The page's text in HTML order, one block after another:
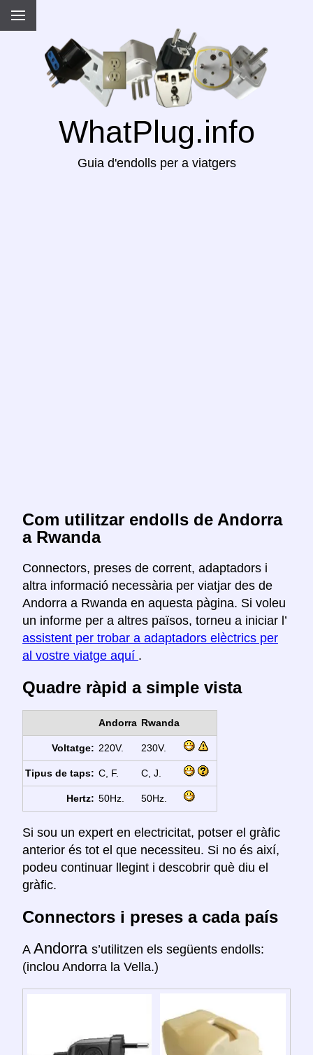
WhatPlug.info
Guia d'endolls per a viatgers
Com utilitzar endolls de Andorra
a Rwanda
Connectors, preses de corrent, adaptadors i
altra informació necessària per viatjar des de
Andorra a Rwanda en aquesta pàgina. Si voleu
un informe per a altres països, torneu a iniciar l’
assistent per trobar a adaptadors elèctrics per
al vostre viatge aquí .
Quadre ràpid a simple vista
Andorra Rwanda
Voltatge: 220V. 230V.
Tipus de taps: C, F. C, J.
Hertz: 50Hz. 50Hz.
Si sou un expert en electricitat, potser el gràfic
anterior és tot el que necessiteu. Si no és així,
podeu continuar llegint i descobrir què diu el
gràfic.
Connectors i preses a cada país
A Andorra s’utilitzen els següents endolls:
(inclou Andorra la Vella.)